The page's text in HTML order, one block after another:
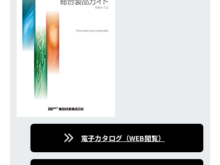
電⼦カタログ（WEB閲覧）